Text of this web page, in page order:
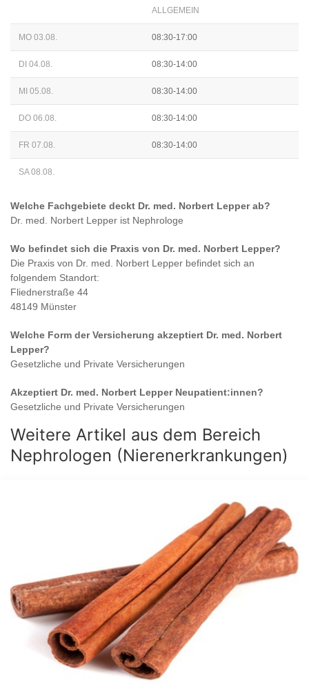
ALLGEMEIN
MO 03.08. 08:30-17:00
DI 04.08. 08:30-14:00
MI 05.08. 08:30-14:00
DO 06.08. 08:30-14:00
FR 07.08. 08:30-14:00
SA 08.08.
Welche Fachgebiete deckt Dr. med. Norbert Lepperab?
Dr. med. Norbert Lepper ist Nephrologe
Wo befindet sich die Praxis von Dr. med. Norbert Lepper?
Die Praxis von Dr. med. Norbert Lepper befindet sich an
folgendem Standort:
Fliednerstraße 44
48149 Münster
Welche Form der Versicherung akzeptiert Dr. med. Norbert
Lepper?
Gesetzliche und Private Versicherungen
Akzeptiert Dr. med. Norbert LepperNeupatient:innen?
Gesetzliche und Private Versicherungen
Weitere Artikel aus dem Bereich
Nephrologen (Nierenerkrankungen)